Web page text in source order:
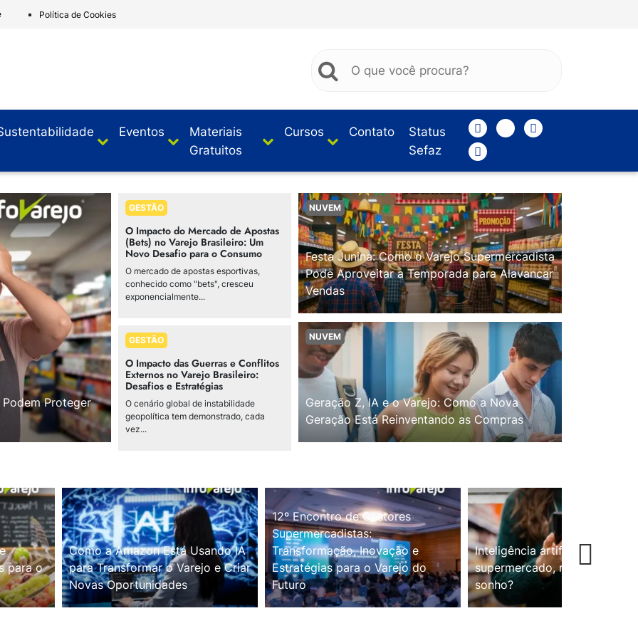
Política de Cookies
Eventos
Materiais
Gratuitos
Cursos Contato
Status
Sefaz
Proteger
GESTÃO
O Impacto do Mercado de Apostas
(Bets) no Varejo Brasileiro: Um
Novo Desafio para o Consumo
O mercado de apostas esportivas,
conhecido como "bets", cresceu
exponencialmente...
GESTÃO
O Impacto das Guerras e Conflitos
Externos no Varejo Brasileiro:
Desafios e Estratégias
O cenário global de instabilidade
geopolítica tem demonstrado, cada
vez...
NUVEM
Festa Junina: Como o Varejo Supermercadista
Pode Aproveitar a Temporada para Alavancar
Vendas
NUVEM
Geração Z, IA e o Varejo: Como a Nova
Geração Está Reinventando as Compras
para o
Como a Amazon Está Usando IA
para Transformar o Varejo e Criar
Novas Oportunidades
12º Encontro de Gestores
Supermercadistas:
Transformação, Inovação e
Estratégias para o Varejo do
Futuro
Inteligência artificial no
supermercado, realidade ou
sonho?